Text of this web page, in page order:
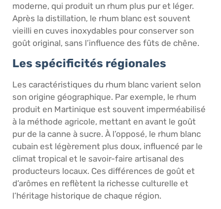
moderne, qui produit un rhum plus pur et léger.
Après la distillation, le rhum blanc est souvent
vieilli en cuves inoxydables pour conserver son
goût original, sans l’influence des fûts de chêne.
Les spécificités régionales
Les caractéristiques du rhum blanc varient selon
son origine géographique. Par exemple, le rhum
produit en Martinique est souvent imperméabilisé
à la méthode agricole, mettant en avant le goût
pur de la canne à sucre. À l’opposé, le rhum blanc
cubain est légèrement plus doux, influencé par le
climat tropical et le savoir-faire artisanal des
producteurs locaux. Ces différences de goût et
d’arômes en reflètent la richesse culturelle et
l’héritage historique de chaque région.